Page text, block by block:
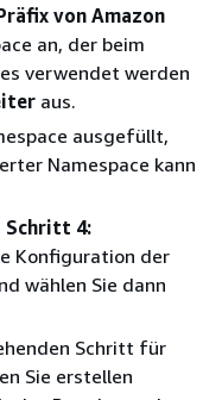
von Amazon
an, der beim
verwendet werden
aus.
ausgefüllt,
Namespace kann
Schritt 4:
Konfiguration der
wählen Sie dann
Schritt für
Sie erstellen